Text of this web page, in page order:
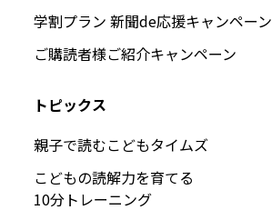
学割プラン 新聞de応援キャンペーン
ご購読者様ご紹介キャンペーン
トピックス
親子で読むこどもタイムズ
こどもの読解力を育てる
10分トレーニング